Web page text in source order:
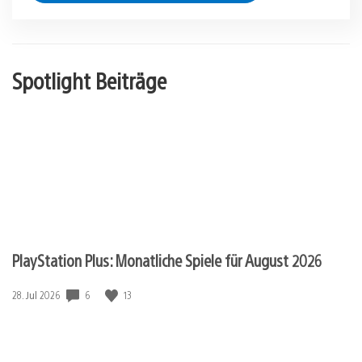
Spotlight Beiträge
PlayStation Plus: Monatliche Spiele für August 2026
Veröffentlichungsdatum:
28. Jul 2026 6 13